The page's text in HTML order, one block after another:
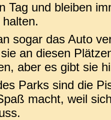
Tag und bleiben
sogar das Auto
an diesen
aber es gibt sie
Parks sind die
macht, weil